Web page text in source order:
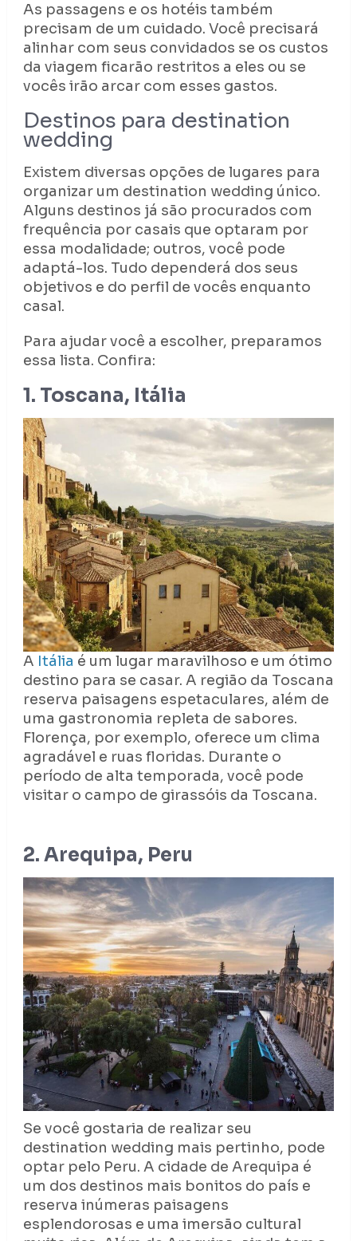
As passagens e os hotéis também
precisam de um cuidado. Você precisará
alinhar com seus convidados se os custos
da viagem ficarão restritos a eles ou se
vocês irão arcar com esses gastos.
Destinos para destination
wedding
Existem diversas opções de lugares para
organizar um destination wedding único.
Alguns destinos já são procurados com
frequência por casais que optaram por
essa modalidade; outros, você pode
adaptá-los. Tudo dependerá dos seus
objetivos e do perfil de vocês enquanto
casal.
Para ajudar você a escolher, preparamos
essa lista. Confira:
1. Toscana, Itália
A Itália é um lugar maravilhoso e um ótimo
destino para se casar. A região da Toscana
reserva paisagens espetaculares, além de
uma gastronomia repleta de sabores.
Florença, por exemplo, oferece um clima
agradável e ruas floridas. Durante o
período de alta temporada, você pode
visitar o campo de girassóis da Toscana.
2. Arequipa, Peru
Se você gostaria de realizar seu
destination wedding mais pertinho, pode
optar pelo Peru. A cidade de Arequipa é
um dos destinos mais bonitos do país e
reserva inúmeras paisagens
esplendorosas e uma imersão cultural